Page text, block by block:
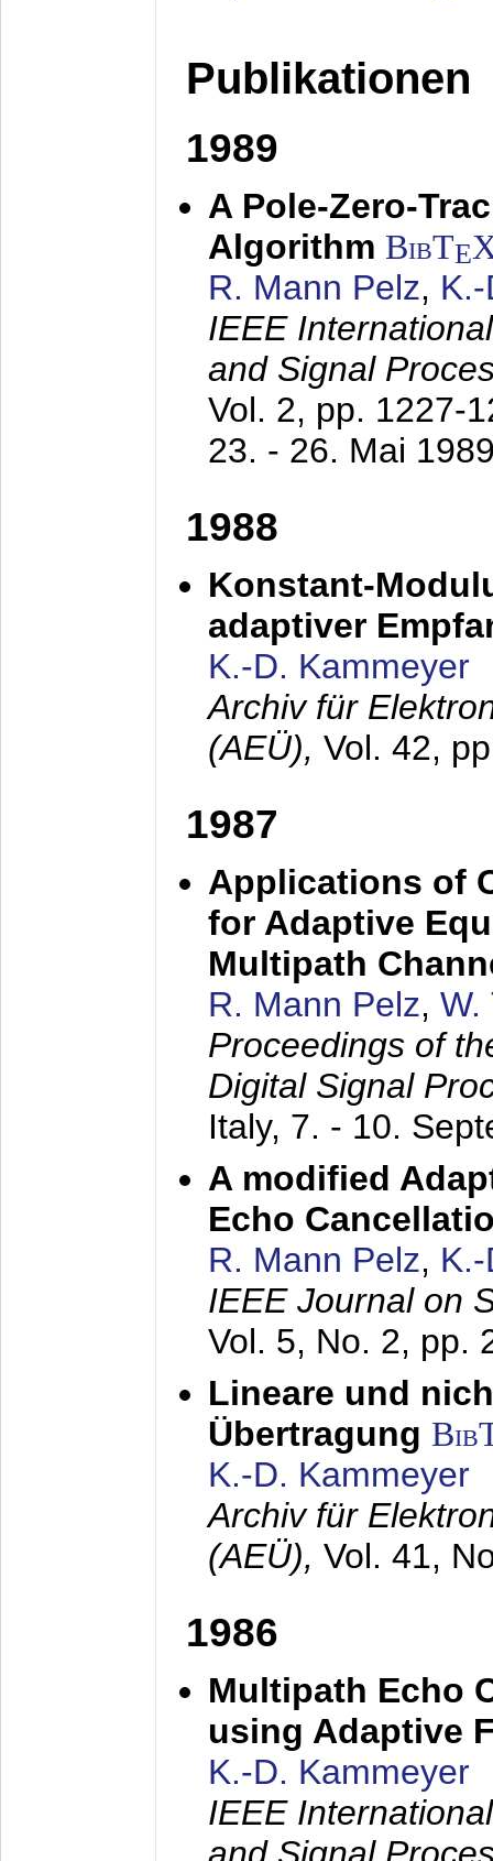
Publikationen
1989
A Pole-Zero-
Algorithm BibTE
R. Mann Pelz,
IEEE
and Signal
Vol. 2, pp. 1227-
23. - 26. Mai
1988
Konstant-
adaptiver
K.-D. Kammeyer
Archiv für
(AEÜ), Vol. 42,
1987
Applications of
for Adaptive
Multipath
R. Mann Pelz, W.
Proceedings of
Digital Signal
Italy, 7. - 10.
A modified
Echo
R. Mann Pelz,
IEEE Journal on
Vol. 5, No. 2, pp.
Lineare und
Übertragung
K.-D. Kammeyer
Archiv für
(AEÜ), Vol. 41,
1986
Multipath Echo
using Adaptive
K.-D. Kammeyer
IEEE